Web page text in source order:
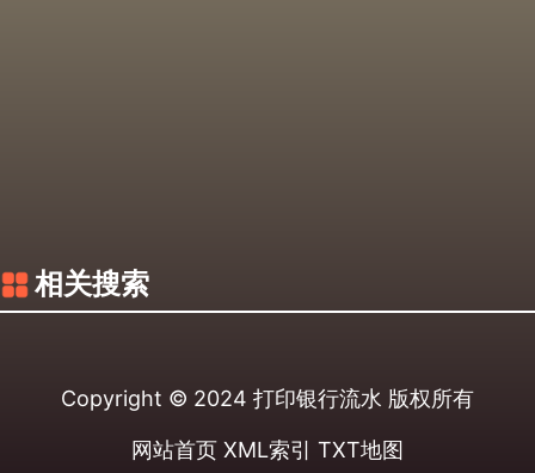
相关搜索
Copyright © 2024 打印银行流水 版权所有
网站首页 XML索引 TXT地图